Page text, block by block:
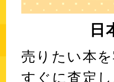
日
売りたい本
すぐに査定